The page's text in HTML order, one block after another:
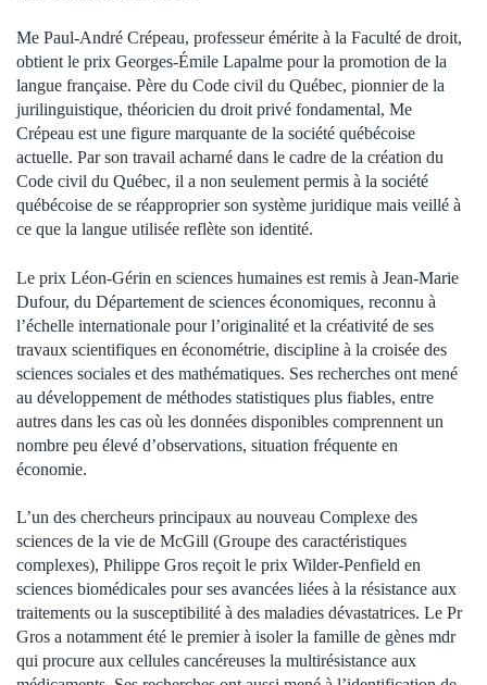
Me Paul-André Crépeau, professeur émérite à la Faculté de droit,
obtient le prix Georges-Émile Lapalme pour la promotion de la
langue française. Père du Code civil du Québec, pionnier de la
jurilinguistique, théoricien du droit privé fondamental, Me
Crépeau est une figure marquante de la société québécoise
actuelle. Par son travail acharné dans le cadre de la création du
Code civil du Québec, il a non seulement permis à la société
québécoise de se réapproprier son système juridique mais veillé à
ce que la langue utilisée reflète son identité.
Le prix Léon-Gérin en sciences humaines est remis à Jean-Marie
Dufour, du Département de sciences économiques, reconnu à
l’échelle internationale pour l’originalité et la créativité de ses
travaux scientifiques en économétrie, discipline à la croisée des
sciences sociales et des mathématiques. Ses recherches ont mené
au développement de méthodes statistiques plus fiables, entre
autres dans les cas où les données disponibles comprennent un
nombre peu élevé d’observations, situation fréquente en
économie.
L’un des chercheurs principaux au nouveau Complexe des
sciences de la vie de McGill (Groupe des caractéristiques
complexes), Philippe Gros reçoit le prix Wilder-Penfield en
sciences biomédicales pour ses avancées liées à la résistance aux
traitements ou la susceptibilité à des maladies dévastatrices. Le Pr
Gros a notamment été le premier à isoler la famille de gènes mdr
qui procure aux cellules cancéreuses la multirésistance aux